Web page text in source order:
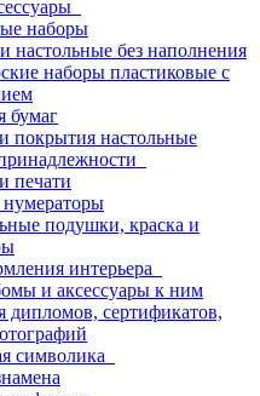
наборы
настольные без наполнения
наборы пластиковые с
бумаг
покрытия настольные
печати
подушки, краска и
интерьера
и аксессуары к ним
дипломов, сертификатов,
символика